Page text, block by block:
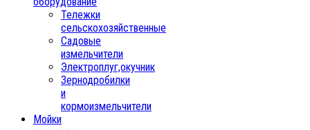
Тележки
сельскохозяйственные
Садовые
измельчители
Электроплуг,окучник
Зернодробилки
и
кормоизмельчители
Мойки